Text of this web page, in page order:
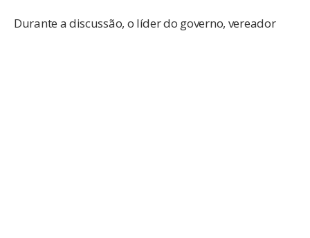
Durante a discussão, o líder do governo, vereador